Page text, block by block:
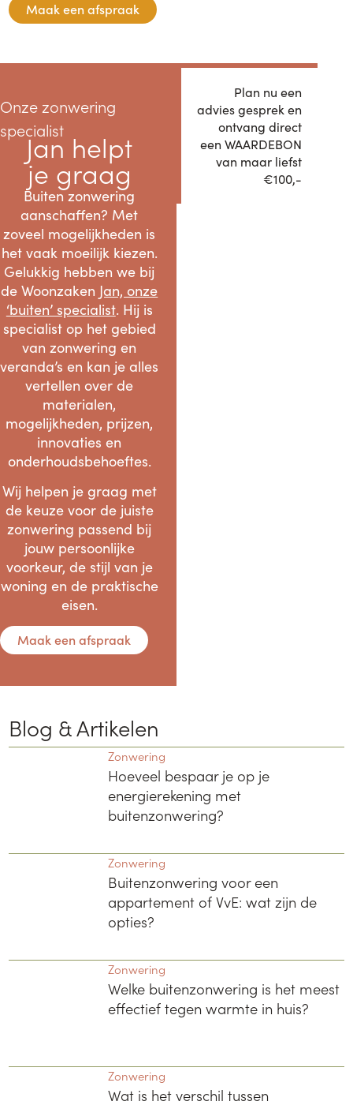
Maak een afspraak
onze zonwering
specialist
Jan helpt
je graag
Buiten zonwering
aanschaffen? Met
zoveel mogelijkheden is
het vaak moeilijk kiezen.
Gelukkig hebben we bij
de Woonzaken Jan, onze
‘buiten’ specialist. Hij is
specialist op het gebied
van zonwering en
veranda’s en kan je alles
vertellen over de
materialen,
mogelijkheden, prijzen,
innovaties en
onderhoudsbehoeftes.
Wij helpen je graag met
de keuze voor de juiste
zonwering passend bij
jouw persoonlijke
voorkeur, de stijl van je
woning en de praktische
eisen.
Maak een afspraak
Plan nu een
advies gesprek en
ontvang direct
een WAARDEBON
van maar liefst
€100,-
Blog & Artikelen
Zonwering
Hoeveel bespaar je op je
energierekening met
buitenzonwering?
Zonwering
Buitenzonwering voor een
appartement of VvE: wat zijn de
opties?
Zonwering
Welke buitenzonwering is het meest
effectief tegen warmte in huis?
Zonwering
Wat is het verschil tussen